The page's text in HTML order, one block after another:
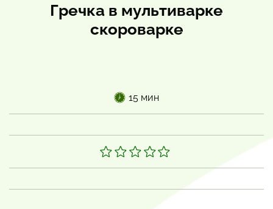
Гречка в мультиварке
скороварке
15 мин